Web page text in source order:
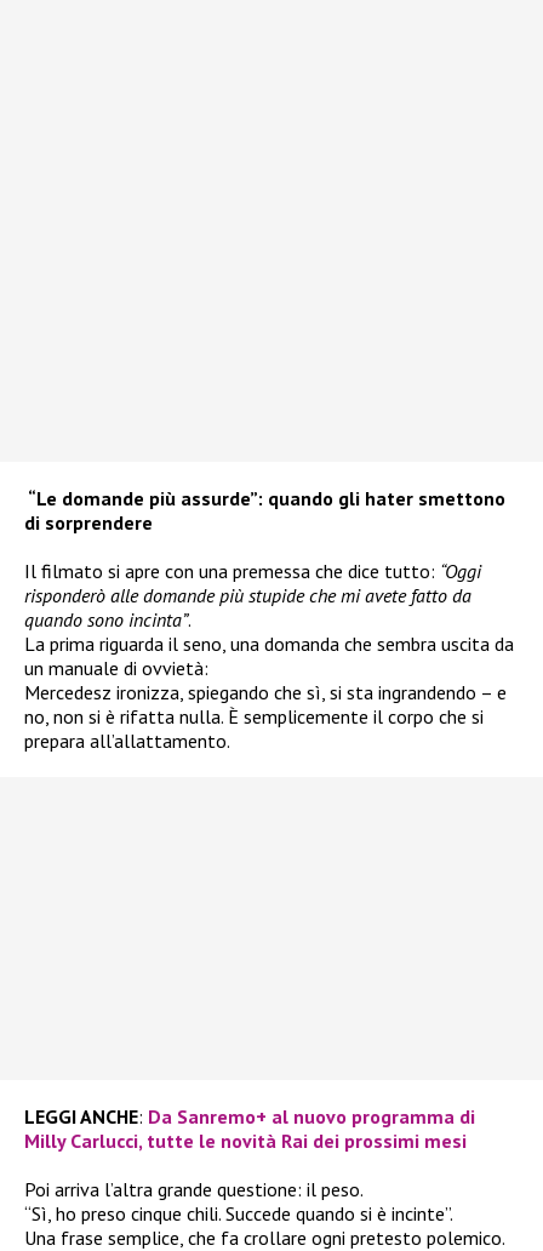
“Le domande più assurde”: quando gli hater smettono
di sorprendere
Il filmato si apre con una premessa che dice tutto: “Oggi
risponderò alle domande più stupide che mi avete fatto da
quando sono incinta”.
La prima riguarda il seno, una domanda che sembra uscita da
un manuale di ovvietà:
Mercedesz ironizza, spiegando che sì, si sta ingrandendo – e
no, non si è rifatta nulla. È semplicemente il corpo che si
prepara all’allattamento.
LEGGI ANCHE: Da Sanremo+ al nuovo programma di
Milly Carlucci, tutte le novità Rai dei prossimi mesi
Poi arriva l’altra grande questione: il peso.
“Sì, ho preso cinque chili. Succede quando si è incinte”.
Una frase semplice, che fa crollare ogni pretesto polemico.